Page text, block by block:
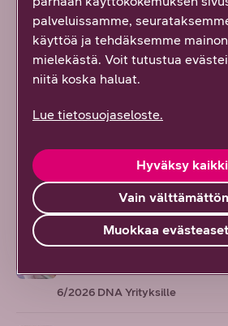
Ei hyödytä, ei vastannut
Samasta aiheesta
Euroopan kiristyvä
yritysten pelivaraa
DNA Yrityksille
Haloo – huijari vai
6/2026 DNA Yrityksille
palveluissamme,
käyttöä ja tehdäksemme
mielekästä. Voit tutustua
niitä koska haluat.
Lue tietosuojaseloste.
Vain
Hyväksy kaikki
Muokkaa